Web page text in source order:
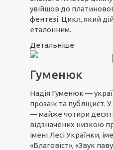
увійшов до
фентезі. Цикл, який
еталонним.
Детальніше
Гуменюк
Надія Гуменюк —
прозаїк та публіцист.
— майже чотири
відзначених низкою
імені Лесі Українки,
«Благовіст», «Звук